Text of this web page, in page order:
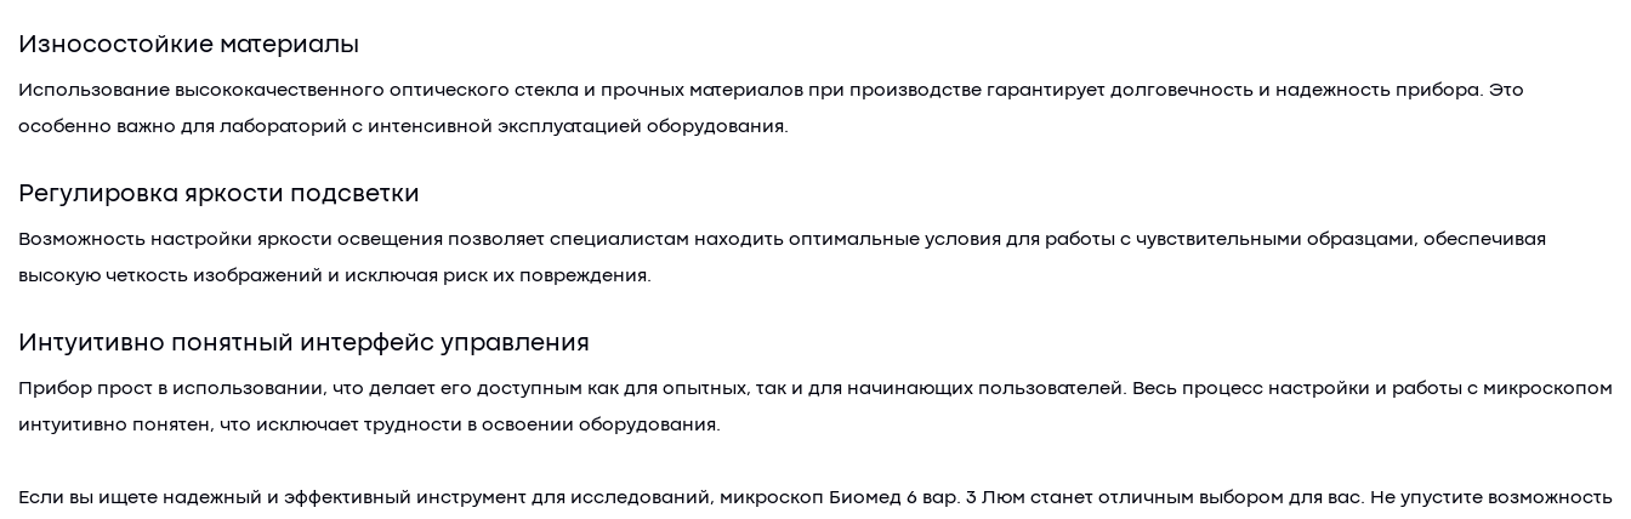
Износостойкие материалы
Использование высококачественного оптического стекла и прочных материалов при производстве гарантирует долговечность и надежность прибора. Это
особенно важно для лабораторий с интенсивной эксплуатацией оборудования.
Регулировка яркости подсветки
Возможность настройки яркости освещения позволяет специалистам находить оптимальные условия для работы с чувствительными образцами, обеспечивая
высокую четкость изображений и исключая риск их повреждения.
Интуитивно понятный интерфейс управления
Прибор прост в использовании, что делает его доступным как для опытных, так и для начинающих пользователей. Весь процесс настройки и работы с микроскопом
интуитивно понятен, что исключает трудности в освоении оборудования.
Если вы ищете надежный и эффективный инструмент для исследований, микроскоп Биомед 6 вар. 3 Люм станет отличным выбором для вас. Не упустите возможность